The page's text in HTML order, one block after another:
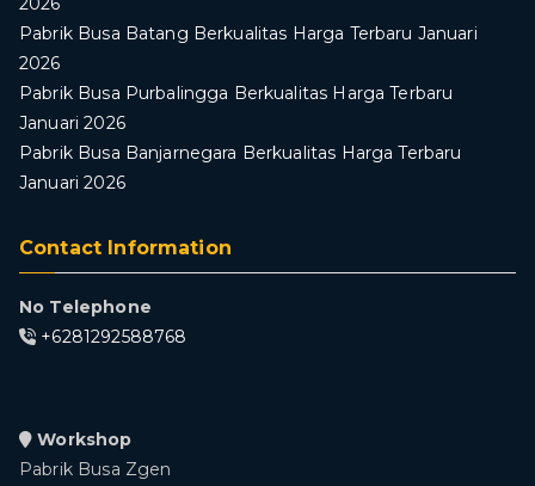
Pabrik Busa Batang Berkualitas Harga Terbaru Januari
2026
Pabrik Busa Purbalingga Berkualitas Harga Terbaru
Januari 2026
Pabrik Busa Banjarnegara Berkualitas Harga Terbaru
Januari 2026
Contact Information
No Telephone
+6281292588768
Workshop
Pabrik Busa Zgen